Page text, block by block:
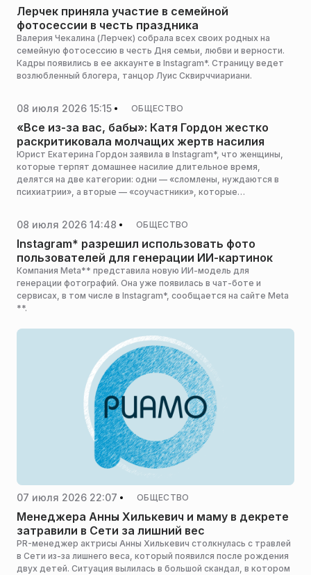
Лерчек приняла участие в семейной
фотосессии в честь праздника
Валерия Чекалина (Лерчек) собрала всех своих родных на
семейную фотосессию в честь Дня семьи, любви и верности.
Кадры появились в ее аккаунте в Instagram*. Страницу ведет
возлюбленный блогера, танцор Луис Сквирччиариани.
08 июля 2026 15:15 ОБЩЕСТВО
«Все из-за вас, бабы»: Катя Гордон жестко
раскритиковала молчащих жертв насилия
Юрист Екатерина Гордон заявила в Instagram*, что женщины,
которые терпят домашнее насилие длительное время,
делятся на две категории: одни — «сломлены, нуждаются в
психиатрии», а вторые — «соучастники», которые
08 июля 2026 14:48 ОБЩЕСТВО
Instagram* разрешил использовать фото
пользователей для генерации ИИ-картинок
Компания Meta** представила новую ИИ-модель для
генерации фотографий. Она уже появилась в чат-боте и
сервисах, в том числе в Instagram*, сообщается на сайте Meta
**.
07 июля 2026 22:07 ОБЩЕСТВО
Менеджера Анны Хилькевич и маму в декрете
затравили в Сети за лишний вес
PR-менеджер актрисы Анны Хилькевич столкнулась с травлей
в Сети из-за лишнего веса, который появился после рождения
двух детей. Ситуация вылилась в большой скандал, в котором